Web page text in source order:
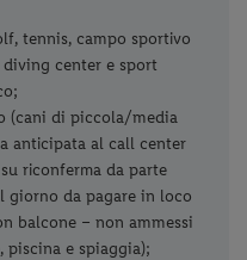
tennis, campo sportivo
center e sport
(cani di piccola/media
anticipata al call center
riconferma da parte
giorno da pagare in loco
balcone – non ammessi
piscina e spiaggia);